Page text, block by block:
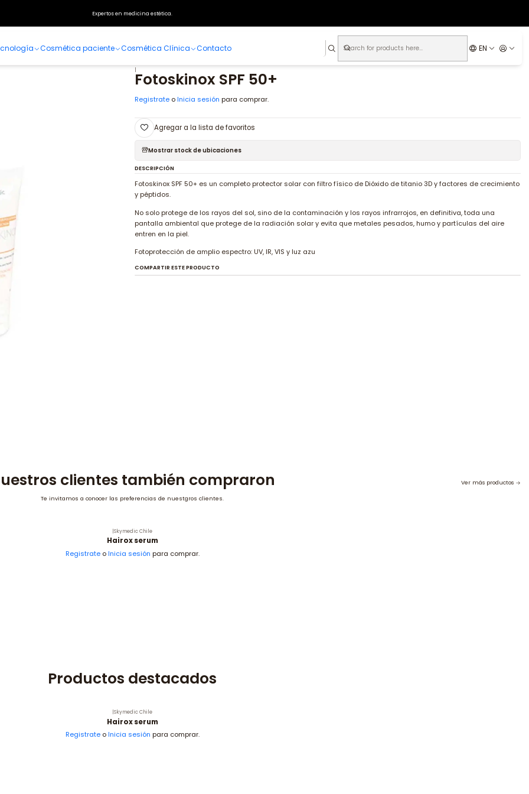
Cosmética paciente Cosmética Clínica Contacto EN
Expertos en medicina estética.
Fotoprotección
|Fotoskinox SPF 50+
Registrate o Inicia sesión para comprar.
Agregar a la lista de favoritos
Mostrar stock de ubicaciones
DESCRIPCIÓN
Fotoskinox SPF 50+ es un completo protector solar con filtro físico de Dióxido de titanio 3D y factores de crecimiento
y péptidos.
No solo protege de los rayos del sol, sino de la contaminación y los rayos infrarrojos, en definitiva, toda una
pantalla ambiental que protege de la radiación solar y evita que metales pesados, humo y partículas del aire
entren en la piel.
Fotoprotección de amplio espectro: UV, IR, VIS y luz azu
COMPARTIR ESTE PRODUCTO
clientes también compraron
Te invitamos a conocer las preferencias de nuestgros clientes.
Ver más productos
|Skymedic Chile
Hairox serum
Registrateo Inicia sesión para comprar.
Productos destacados
|Skymedic Chile
Hairox serum
Registrateo Inicia sesión para comprar.